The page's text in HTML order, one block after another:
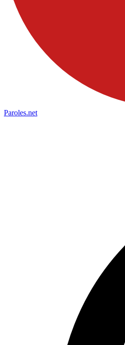
Paroles.net